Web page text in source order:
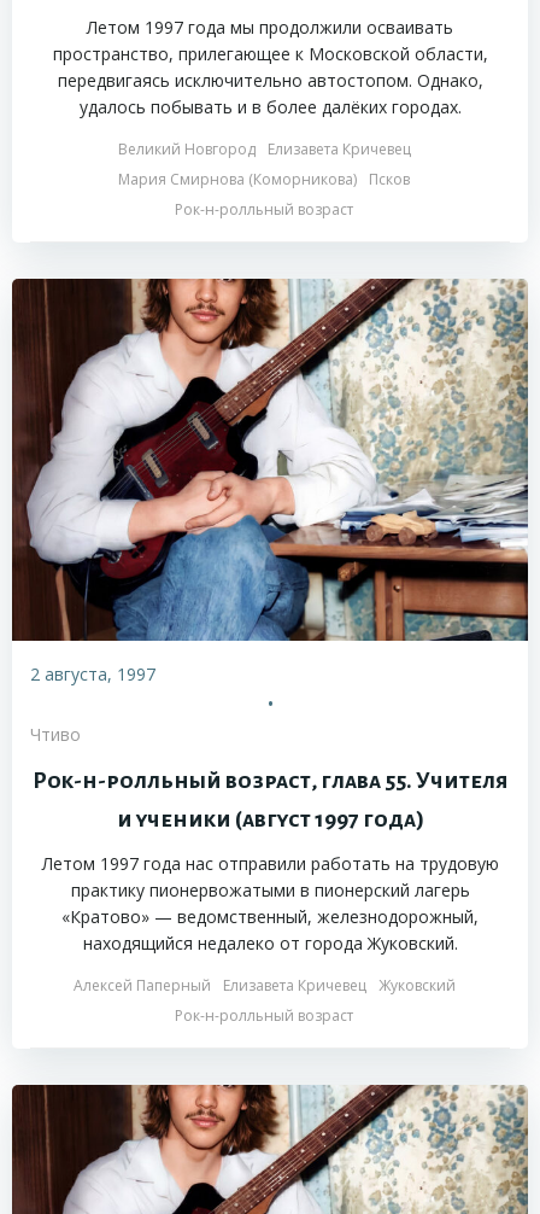
Летом 1997 года мы продолжили осваивать
пространство, прилегающее к Московской области,
передвигаясь исключительно автостопом. Однако,
удалось побывать и в более далёких городах.
Великий Новгород
Елизавета Кричевец
Мария Смирнова (Коморникова)
Псков
Рок-н-ролльный возраст
2 августа, 1997
•
Чтиво
Рок-н-ролльный возраст, глава 55. Учителя
и ученики (август 1997 года)
Летом 1997 года нас отправили работать на трудовую
практику пионервожатыми в пионерский лагерь
«Кратово» — ведомственный, железнодорожный,
находящийся недалеко от города Жуковский.
Алексей Паперный Елизавета Кричевец
Жуковский
Рок-н-ролльный возраст